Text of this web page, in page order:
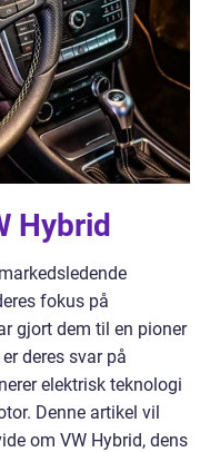
Hybrid
fokus på
gjort dem til en pioner
deres svar på
elektrisk teknologi
Denne artikel vil
om VW Hybrid, dens